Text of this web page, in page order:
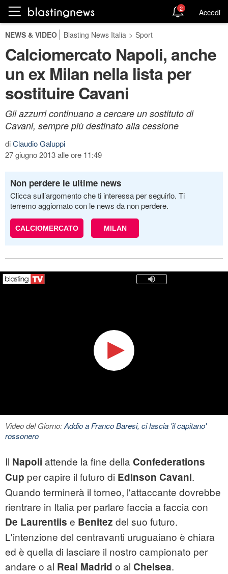
2 Accedi
NEWS & VIDEO Blasting News Italia > Sport
Calciomercato Napoli, anche
un ex Milan nella lista per
sostituire Cavani
Gli azzurri continuano a cercare un sostituto di
Cavani, sempre più destinato alla cessione
diClaudio Galuppi
27 giugno 2013 alle ore 11:49
Non perdere le ultime news
Clicca sull’argomento che ti interessa per seguirlo. Ti
terremo aggiornato con le news da non perdere.
CALCIOMERCATO MILAN
Video del Giorno:Addio a Franco Baresi, ci lascia 'il capitano'
rossonero
Il Napoli attende la fine della Confederations
Cup per capire il futuro di Edinson Cavani.
Quando terminerà il torneo, l'attaccante dovrebbe
rientrare in Italia per parlare faccia a faccia con
De Laurentiis e Benitez del suo futuro.
L'intenzione del centravanti uruguaiano è chiara
ed è quella di lasciare il nostro campionato per
andare o al Real Madrid o al Chelsea.